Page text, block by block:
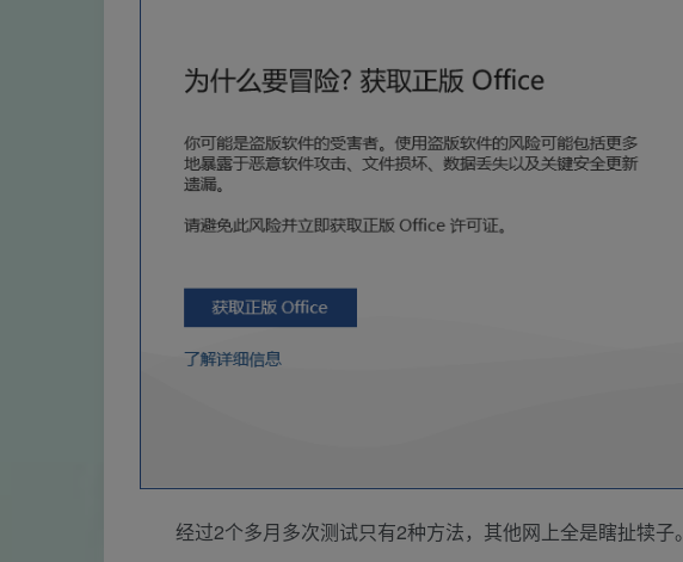
经过2个多月多次测试只有2种方法，其他网上全是瞎扯犊子。